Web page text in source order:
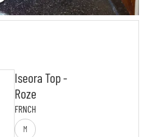
Iseora Top -
Roze
FRNCH
M